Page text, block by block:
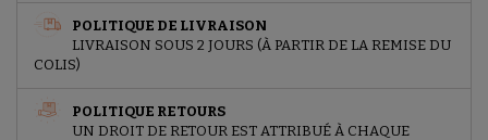
POLITIQUE DE LIVRAISON
LIVRAISON SOUS 2 JOURS (À PARTIR DE LA REMISE DU
COLIS)
POLITIQUE RETOURS
UN DROIT DE RETOUR EST ATTRIBUÉ À CHAQUE